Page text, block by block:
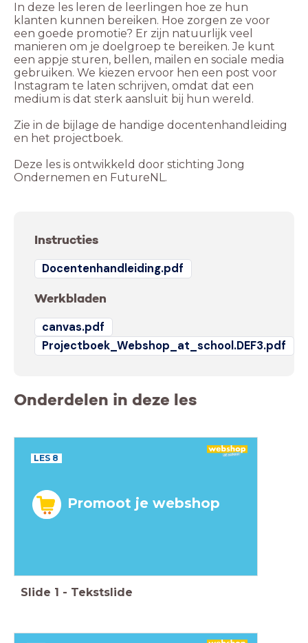
In deze les leren de leerlingen hoe ze hun
klanten kunnen bereiken. Hoe zorgen ze voor
een goede promotie? Er zijn natuurlijk veel
manieren om je doelgroep te bereiken. Je kunt
een appje sturen, bellen, mailen en sociale media
gebruiken. We kiezen ervoor hen een post voor
Instagram te laten schrijven, omdat dat een
medium is dat sterk aansluit bij hun wereld.
Zie in de bijlage de handige docentenhandleiding
en het projectboek.
Deze les is ontwikkeld door stichting Jong
Instructies
Docentenhandleiding.pdf
Werkbladen
canvas.pdf
Projectboek_Webshop_at_school.DEF3.pdf
Onderdelen in deze les
Promoot je webshop
LES 8
Slide 1 - Tekstslide